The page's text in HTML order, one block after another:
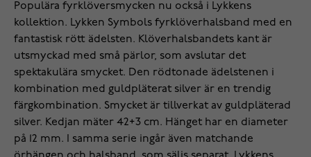
Populära fyrklöversmycken nu också i Lykkens
kollektion. Lykken Symbols fyrklöverhalsband med en
fantastisk rött ädelsten. Klöverhalsbandets kant är
utsmyckad med små pärlor, som avslutar det
spektakulära smycket. Den rödtonade ädelstenen i
kombination med guldpläterat silver är en trendig
färgkombination. Smycket är tillverkat av guldpläterad
silver. Kedjan mäter 42+3 cm. Hänget har en diameter
på 12 mm. I samma serie ingår även matchande